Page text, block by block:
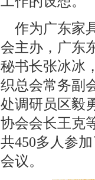
作为广东家
会主办，广东
秘书长张冰冰
织总会常务副
处调研员区毅
协会会长王克
共450多人参
会议。